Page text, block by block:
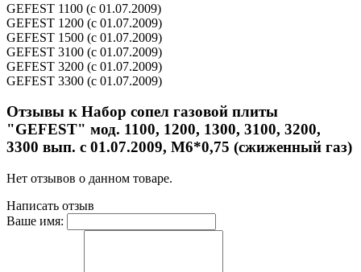
GEFEST 1100 (с 01.07.2009)
GEFEST 1200 (с 01.07.2009)
GEFEST 1500 (с 01.07.2009)
GEFEST 3100 (с 01.07.2009)
GEFEST 3200 (с 01.07.2009)
GEFEST 3300 (с 01.07.2009)
Отзывы к Набор сопел газовой плиты
"GEFEST" мод. 1100, 1200, 1300, 3100, 3200,
3300 вып. с 01.07.2009, М6*0,75 (сжиженный газ)
Нет отзывов о данном товаре.
Написать отзыв
Ваше имя: